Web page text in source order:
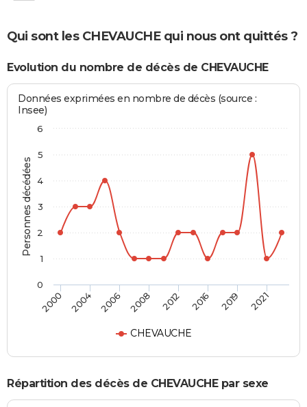
Qui sont les CHEVAUCHE qui nous ont quittés ?
Evolution du nombre de décès de CHEVAUCHE
Personnes décédées
Données exprimées en nombre de décès (source :
Insee)
CHEVAUCHE
2000 2004 2006 2008 2012 2016 2019 2021
0
1
2
3
4
5
6
Répartition des décès de CHEVAUCHE par sexe